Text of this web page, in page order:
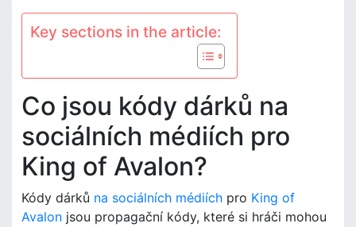
Key sections in the article:
Co jsou kódy dárků na
sociálních médiích pro
King of Avalon?
Kódy dárků na sociálních médiích pro King of
Avalon jsou propagační kódy, které si hráči mohou